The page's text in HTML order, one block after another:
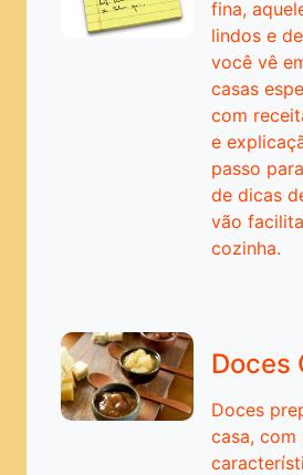
Comidas Exóticas
Conservas em Geral
Pães
Pastas e Pates
fina,
lindos e
você vê
casas
com
e
passo
de dicas
vão
cozinha.
Doces
Doces
casa, com